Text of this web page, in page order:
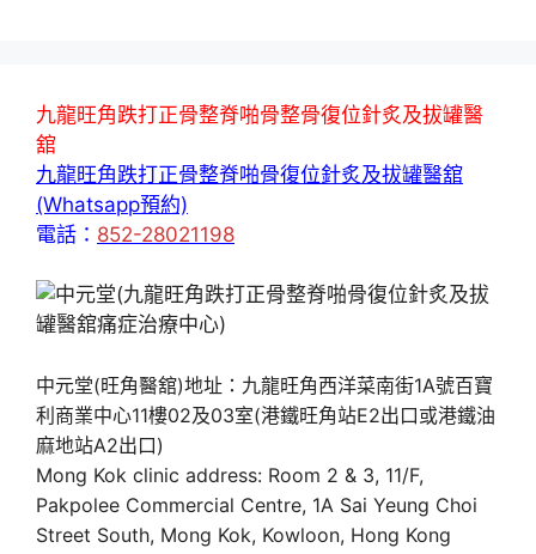
九龍旺角跌打正骨整脊啪骨整骨復位針炙及拔罐醫
舘
九龍旺角跌打正骨整脊啪骨復位針炙及拔罐醫舘
(Whatsapp預約)
電話： 852-28021198
中元堂(旺角醫舘)地址：九龍旺角西洋菜南街1A號百寶
利商業中心11樓02及03室(港鐵旺角站E2出口或港鐵油
麻地站A2出口)
Mong Kok clinic address: Room 2 & 3, 11/F,
Pakpolee Commercial Centre, 1A Sai Yeung Choi
Street South, Mong Kok, Kowloon, Hong Kong